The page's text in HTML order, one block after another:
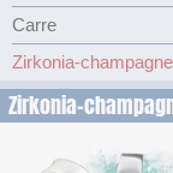
Carre
Zirkonia-
Zirkonia-